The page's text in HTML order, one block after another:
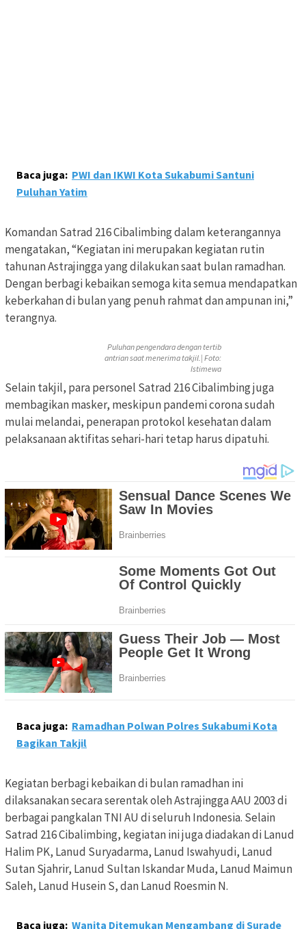
Baca juga: PWI dan IKWI Kota Sukabumi Santuni
Puluhan Yatim
Komandan Satrad 216 Cibalimbing dalam keterangannya
mengatakan, “Kegiatan ini merupakan kegiatan rutin
tahunan Astrajingga yang dilakukan saat bulan ramadhan.
Dengan berbagi kebaikan semoga kita semua mendapatkan
keberkahan di bulan yang penuh rahmat dan ampunan ini,”
terangnya.
Puluhan pengendara dengan tertib
antrian saat menerima takjil.| Foto:
Istimewa
Selain takjil, para personel Satrad 216 Cibalimbing juga
membagikan masker, meskipun pandemi corona sudah
mulai melandai, penerapan protokol kesehatan dalam
pelaksanaan aktifitas sehari-hari tetap harus dipatuhi.
Baca juga: Ramadhan Polwan Polres Sukabumi Kota
Bagikan Takjil
Kegiatan berbagi kebaikan di bulan ramadhan ini
dilaksanakan secara serentak oleh Astrajingga AAU 2003 di
berbagai pangkalan TNI AU di seluruh Indonesia. Selain
Satrad 216 Cibalimbing, kegiatan ini juga diadakan di Lanud
Halim PK, Lanud Suryadarma, Lanud Iswahyudi, Lanud
Sutan Sjahrir, Lanud Sultan Iskandar Muda, Lanud Maimun
Saleh, Lanud Husein S, dan Lanud Roesmin N.
Baca juga: Wanita Ditemukan Mengambang di Surade